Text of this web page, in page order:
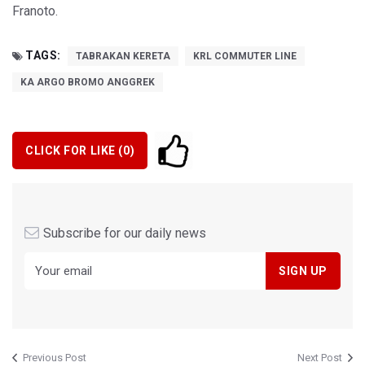
Franoto.
TAGS: TABRAKAN KERETA KRL COMMUTER LINE
KA ARGO BROMO ANGGREK
CLICK FOR LIKE (0)
Subscribe for our daily news
Previous Post Next Post